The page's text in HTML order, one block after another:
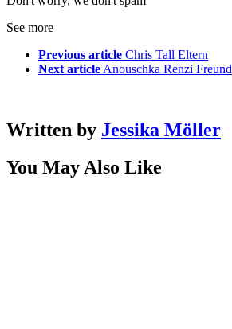
See more
Previous article Chris Tall Eltern
Next article Anouschka Renzi Freund
Written by Jessika Möller
You May Also Like